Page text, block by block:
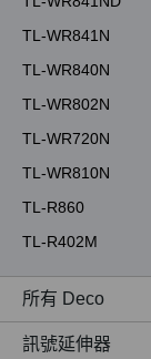
TL-WR841N
TL-WR840N
TL-WR802N
TL-WR720N
TL-WR810N
TL-R860
TL-R402M
所有 Deco
訊號延伸器